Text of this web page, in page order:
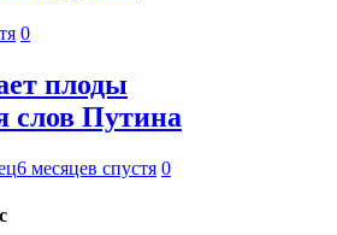
0
плоды
слов Путина
6 месяцев спустя 0